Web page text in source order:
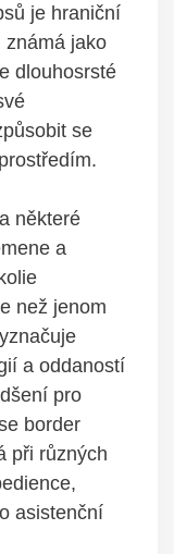
je hraniční
známá jako
dlouhosrsté
se
některé
a
než jenom
a oddaností
pro
border
při různých
asistenční